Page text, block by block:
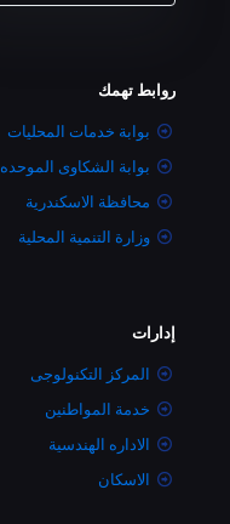
روابط تهمك
بوابة خدمات المحليات
بوابة الشكاوى الموحده
محافظة الاسكندرية
وزارة التنمية المحلية
إدارات
المركز التكنولوجى
خدمة المواطنين
الاداره الهندسية
الاسكان